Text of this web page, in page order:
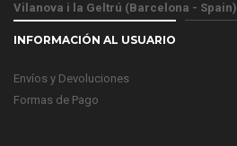
Vilanova i la Geltrú (Barcelona - Spain)
INFORMACIÓN AL USUARIO
Envíos y Devoluciones
Formas de Pago